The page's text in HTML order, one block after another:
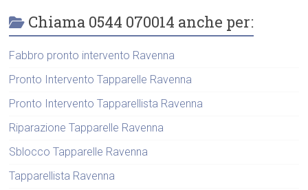
Chiama 0544 070014 anche per:
Fabbro pronto intervento Ravenna
Pronto Intervento Tapparelle Ravenna
Pronto Intervento Tapparellista Ravenna
Riparazione Tapparelle Ravenna
Sblocco Tapparelle Ravenna
Tapparellista Ravenna